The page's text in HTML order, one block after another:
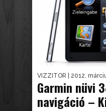
VIZZITOR | 2012.
Garmin nüvi
navigáció –